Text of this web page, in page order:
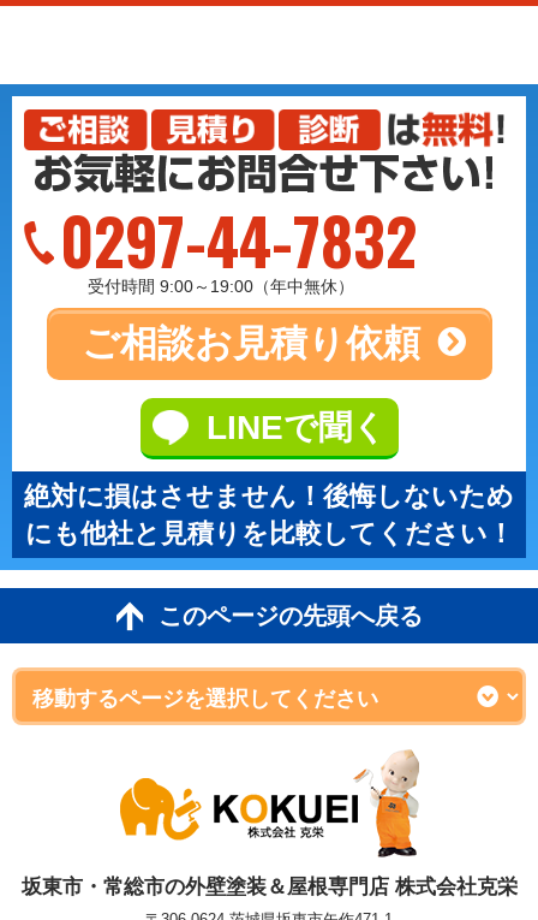
0297-44-7832
受付時間 9:00～19:00（年中無休）
ご相談お見積り依頼
LINEで聞く
絶対に損はさせません！後悔しないため
にも他社と見積りを比較してください！
このページの先頭へ戻る
坂東市・常総市の外壁塗装＆屋根専門店 株式会社克栄